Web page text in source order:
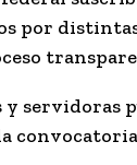
por
servidoras